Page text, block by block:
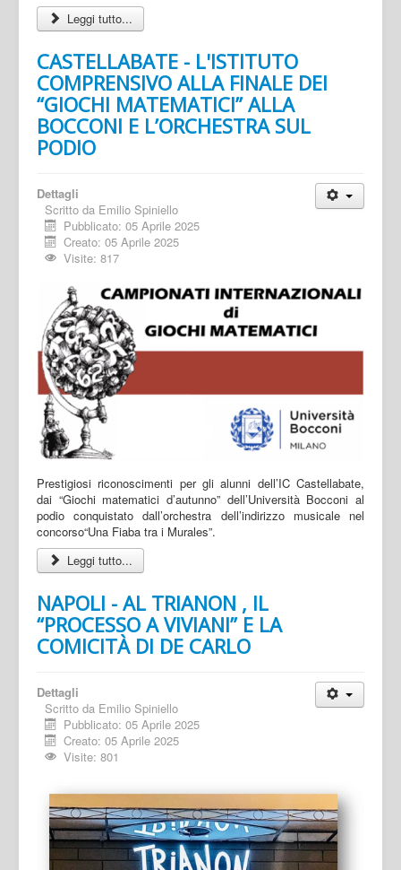
Leggi tutto...
CASTELLABATE - L'ISTITUTO
COMPRENSIVO ALLA FINALE DEI
“GIOCHI MATEMATICI” ALLA
BOCCONI E L’ORCHESTRA SUL
PODIO
Dettagli
Scritto da Emilio Spiniello
Pubblicato: 05 Aprile 2025
Creato: 05 Aprile 2025
Visite: 817
Prestigiosi riconoscimenti per gli alunni dell’IC Castellabate,
dai “Giochi matematici d’autunno” dell’Università Bocconi al
podio conquistato dall’orchestra dell’indirizzo musicale nel
concorso“Una Fiaba tra i Murales”.
Leggi tutto...
NAPOLI - AL TRIANON , IL
“PROCESSO A VIVIANI” E LA
COMICITÀ DI DE CARLO
Dettagli
Scritto da Emilio Spiniello
Pubblicato: 05 Aprile 2025
Creato: 05 Aprile 2025
Visite: 801